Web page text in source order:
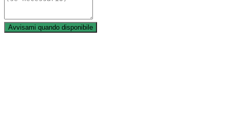
Avvisami quando disponibile